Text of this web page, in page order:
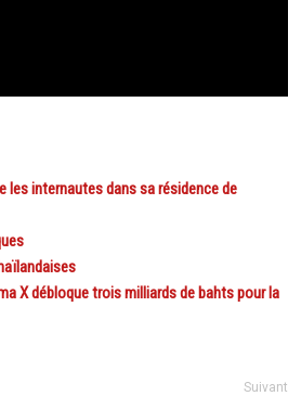
les internautes dans sa résidence de
X débloque trois milliards de bahts pour la
Suivant